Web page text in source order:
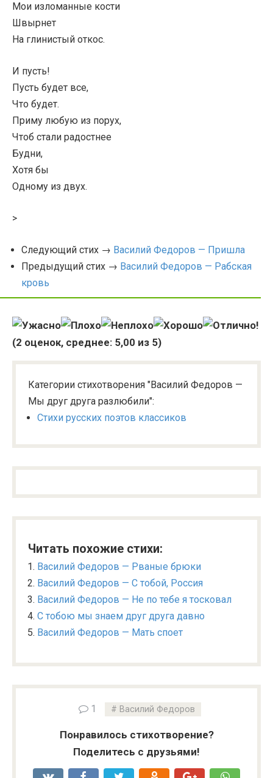
Мои изломанные кости
Швырнет
На глинистый откос.
И пусть!
Пусть будет все,
Что будет.
Приму любую из порух,
Чтоб стали радостнее
Будни,
Хотя бы
Одному из двух.
>
Следующий стих → Василий Федоров — Пришла
Предыдущий стих → Василий Федоров — Рабская
кровь
(2 оценок, среднее: 5,00 из 5)
Категории стихотворения "Василий Федоров —
Мы друг друга разлюбили":
Стихи русских поэтов классиков
Читать похожие стихи:
Василий Федоров — Рваные брюки
Василий Федоров — С тобой, Россия
Василий Федоров — Не по тебе я тосковал
С тобою мы знаем друг друга давно
Василий Федоров — Мать споет
1 Василий Федоров
Понравилось стихотворение?
Поделитесь с друзьями!